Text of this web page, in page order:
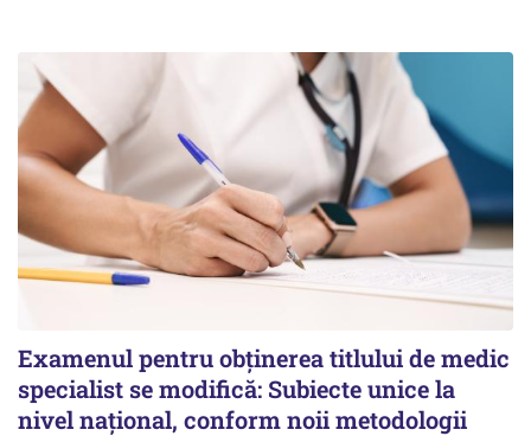
Examenul pentru obținerea titlului de medic
specialist se modifică: Subiecte unice la
nivel național, conform noii metodologii